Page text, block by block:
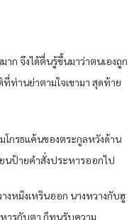
ก จึงได้ตื่นรู้ขึ้นมาว่าตนเองถูก
านย่าตามใจเขามา สุดท้าย
กรธแค้นของตระกูลหวังด้าน
ยนป้ายคำสั่งประหารออกไป
หมิงเหรินออก นางหวางกับฮู
ารกับตา ก็ทนรับความ